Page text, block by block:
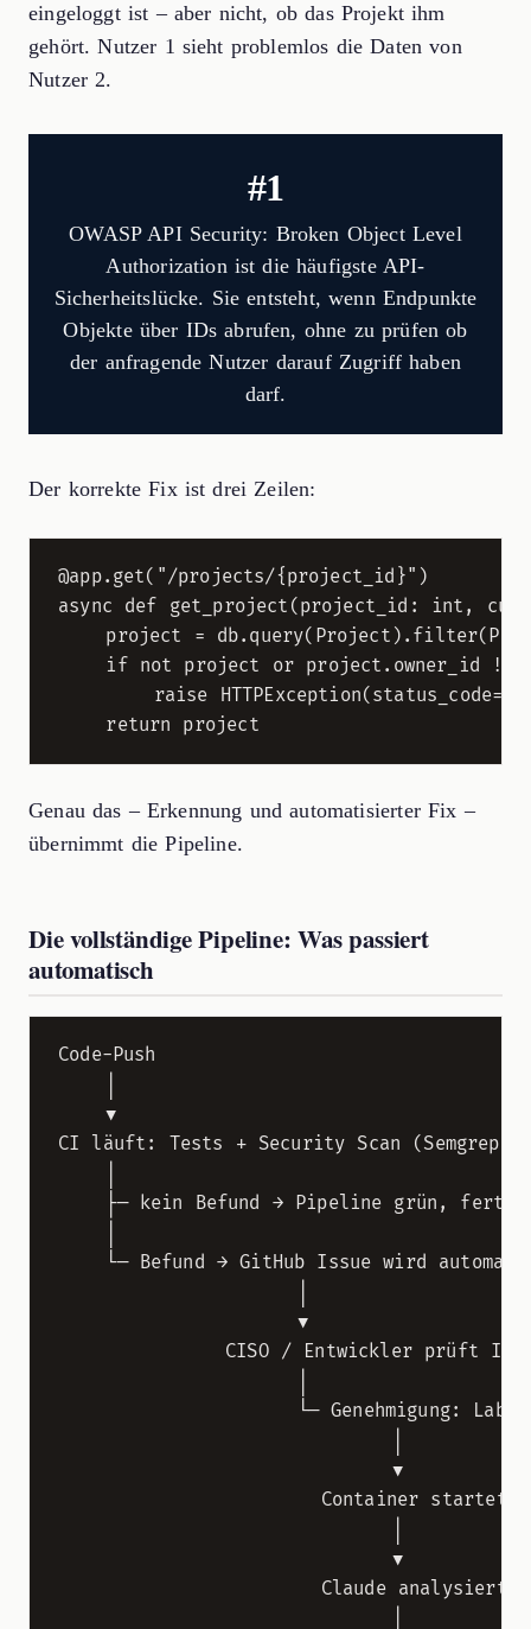
eingeloggt ist – aber nicht, ob das Projekt ihm
gehört. Nutzer 1 sieht problemlos die Daten von
Nutzer 2.
#1
OWASP API Security: Broken Object Level
Authorization ist die häufigste API-
Sicherheitslücke. Sie entsteht, wenn Endpunkte
Objekte über IDs abrufen, ohne zu prüfen ob
der anfragende Nutzer darauf Zugriff haben
darf.
Der korrekte Fix ist drei Zeilen:
@app.get("/projects/{project_id}")
async def get_project(project_id: int,
project =
if not project or project.owner_id !=
raise
Genau das – Erkennung und automatisierter Fix –
übernimmt die Pipeline.
Die vollständige Pipeline: Was passiert
automatisch
Code-Push
    ▼
CI läuft: Tests + Security Scan (Semgrep /
    ├─ kein Befund → Pipeline grün, fertig
└─ Befund → GitHub Issue wird
                    ▼
CISO / Entwickler prüft
└─ Genehmigung: Label
                            ▼
Container startet
                            ▼
Claude analysiert